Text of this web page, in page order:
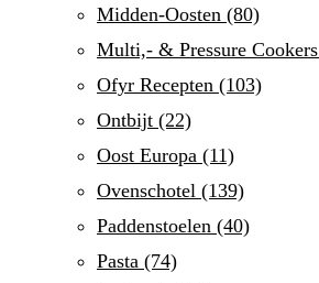
Midden-Oosten (80)
Multi,- & Pressure Cookers
Ofyr Recepten (103)
Ontbijt (22)
Oost Europa (11)
Ovenschotel (139)
Paddenstoelen (40)
Pasta (74)